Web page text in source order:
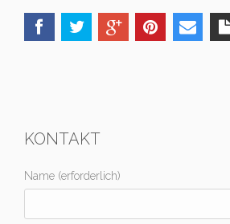
KONTAKT
Name (erforderlich)